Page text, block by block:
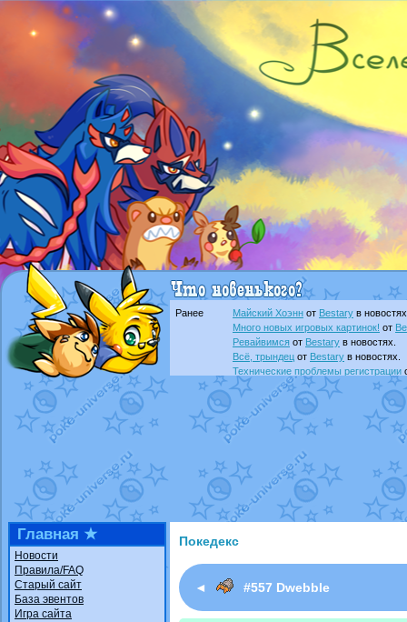
Ранее Майский Хоэнн от Bestary в
Много новых игровых картинок! от
Ревайвимся от Bestary в новостях.
Всё, трындец от Bestary в новостях.
Технические проблемы регистрации
доброе утро славянеот Dakkuв
Йолда и Мимикьюот MavisNyanCat
Недовольный котомангуст
от
The Dark Wishmakerот Randomon в
в
ilovearceus
Raging Boltот GraceDaFox
в
Shadow mismagius от
в
художник
от vicavica в фанарте.
Главная ★
Новости
Правила/FAQ
Старый сайт
База эвентов
Игра сайта
Покедекс
◄ #557 Dwebble